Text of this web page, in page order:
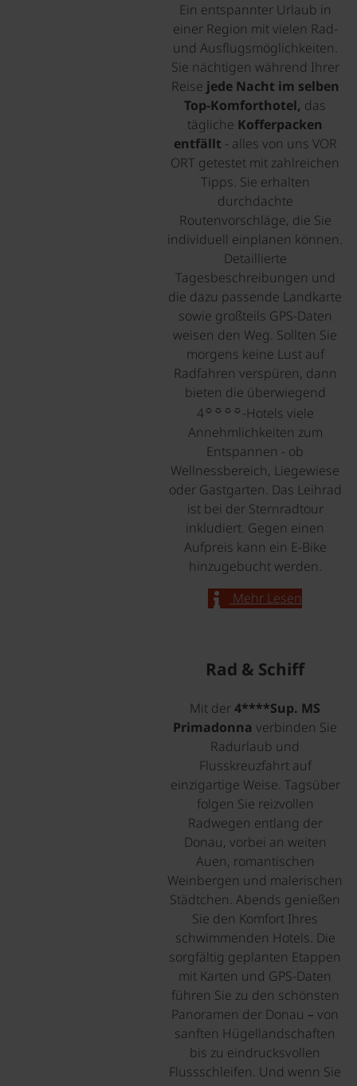
Ein entspannter Urlaub in
einer Region mit vielen Rad-
und Ausflugsmöglichkeiten.
Sie nächtigen während Ihrer
Reise jede Nacht im selben
Top-Komforthotel, das
tägliche Kofferpacken
entfällt - alles von uns VOR
ORT getestet mit zahlreichen
Tipps. Sie erhalten
durchdachte
Routenvorschläge, die Sie
individuell einplanen können.
Detaillierte
Tagesbeschreibungen und
die dazu passende Landkarte
sowie großteils GPS-Daten
weisen den Weg. Sollten Sie
morgens keine Lust auf
Radfahren verspüren, dann
bieten die überwiegend
4☼☼☼☼-Hotels viele
Annehmlichkeiten zum
Entspannen - ob
Wellnessbereich, Liegewiese
oder Gastgarten. Das Leihrad
ist bei der Sternradtour
inkludiert. Gegen einen
Aufpreis kann ein E-Bike
hinzugebucht werden.
Mehr Lesen
Rad & Schiff
Mit der4****Sup. MS
Primadonna verbinden Sie
Radurlaub und
Flusskreuzfahrt auf
einzigartige Weise. Tagsüber
folgen Sie reizvollen
Radwegen entlang der
Donau, vorbei an weiten
Auen, romantischen
Weinbergen und malerischen
Städtchen. Abends genießen
Sie den Komfort Ihres
schwimmenden Hotels. Die
sorgfältig geplanten Etappen
mit Karten und GPS-Daten
führen Sie zu den schönsten
Panoramen der Donau – von
sanften Hügellandschaften
bis zu eindrucksvollen
Flussschleifen. Und wenn Sie